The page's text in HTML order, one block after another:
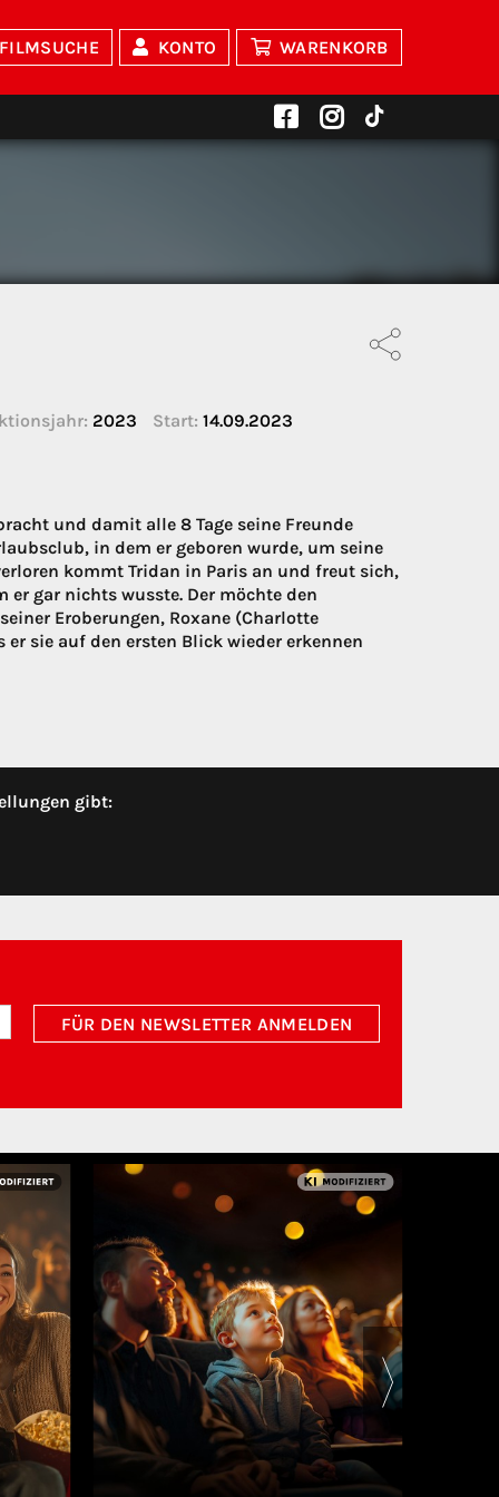
FILMSUCHE KONTO WARENKORB
2023 Start: 14.09.2023
und damit alle 8 Tage seine Freunde
in dem er geboren wurde, um seine
kommt Tridan in Paris an und freut sich,
gar nichts wusste. Der möchte den
Eroberungen, Roxane (Charlotte
sie auf den ersten Blick wieder erkennen
gibt:
FÜR DEN NEWSLETTER ANMELDEN